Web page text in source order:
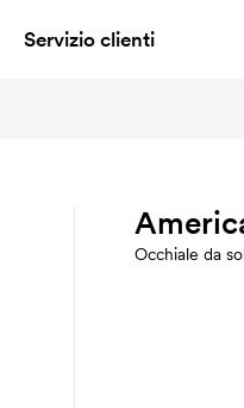
Servizio clienti
Occhiale da